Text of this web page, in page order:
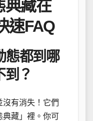
典藏在
速FAQ
態都到哪
到？
有消失！它們
典藏」裡。你可